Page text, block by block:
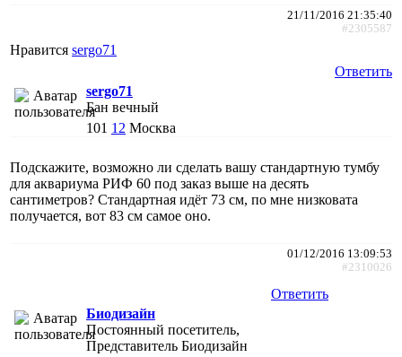
21/11/2016 21:35:40
#2305587
Нравится sergo71
Ответить
sergo71
Бан вечный
101 12 Москва
Подскажите, возможно ли сделать вашу стандартную тумбу
для аквариума РИФ 60 под заказ выше на десять
сантиметров? Стандартная идёт 73 см, по мне низковата
получается, вот 83 см самое оно.
01/12/2016 13:09:53
#2310026
Ответить
Биодизайн
Постоянный посетитель,
Представитель Биодизайн